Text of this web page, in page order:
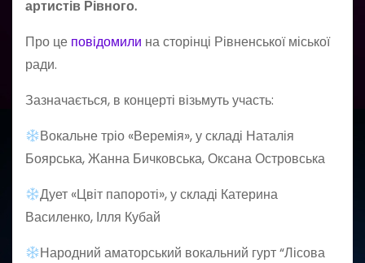
артистів Рівного.
Про це повідомили на сторінці Рівненської міської
ради.
Зазначається, в концерті візьмуть участь:
Вокальне тріо «Веремія», у складі Наталія
Боярська, Жанна Бичковська, Оксана Островська
Дует «Цвіт папороті», у складі Катерина
Василенко, Ілля Кубай
Народний аматорський вокальний гурт “Лісова